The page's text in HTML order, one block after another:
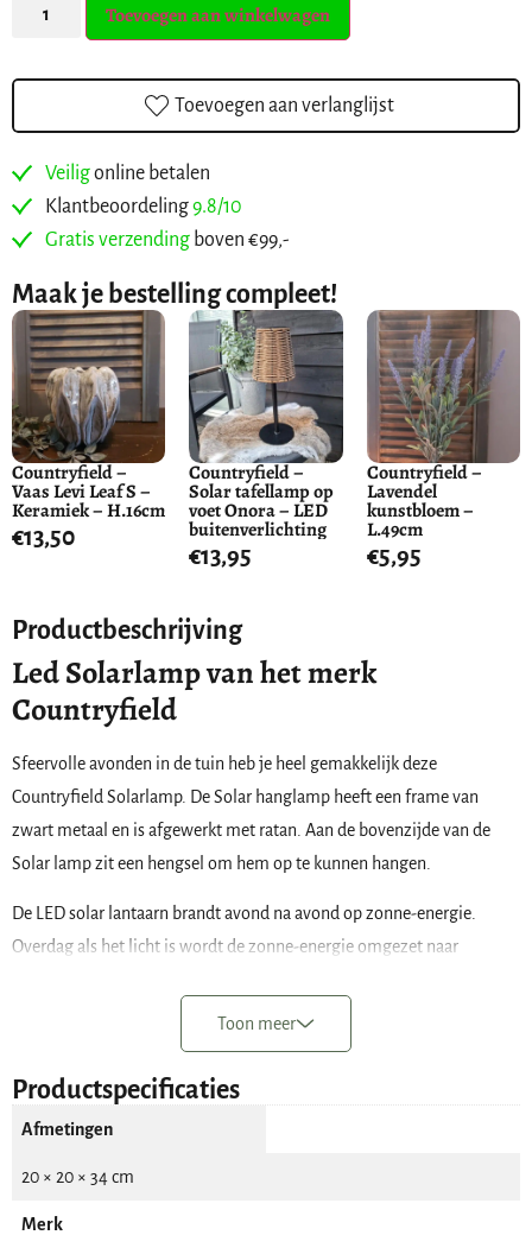
Toevoegen aan winkelwagen
Toevoegen aan verlanglijst
Veiligonline betalen
Klantbeoordeling9.8/10
Gratis verzendingboven €99,-
Productbeschrijving
Led Solarlamp van het merk
Countryfield
Sfeervolle avonden in de tuin heb je heel gemakkelijk deze
Countryfield Solarlamp. De Solar hanglamp heeft een frame van
zwart metaal en is afgewerkt met ratan. Aan de bovenzijde van de
Solar lamp zit een hengsel om hem op te kunnen hangen.
De LED solar lantaarn brandt avond na avond op zonne-energie.
Overdag als het licht is wordt de zonne-energie omgezet naar
lamp vanzelf branden. De lantaarn wordt geleverd inclusief LED
De aan/uit schakelaar bevindt zich aan de onderzijde van de lamp. Bij
ontvangst staat de lamp nog op ‘uit’.
De Solar tuinlamp heeft de volgende kenmerken:
merk: Countryfield
Toon meer
Productspecificaties
Afmetingen
20 × 20 × 34 cm
Merk
Maak je bestelling compleet!
Countryfield –
Vaas Levi Leaf S –
Keramiek – H.16cm
€13,50
Countryfield –
Solar tafellamp op
voet Onora – LED
buitenverlichting
€13,95
Countryfield –
Lavendel
kunstbloem –
L.49cm
€5,95